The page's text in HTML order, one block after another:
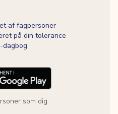
af fagpersoner
på din tolerance
dagbog
som dig